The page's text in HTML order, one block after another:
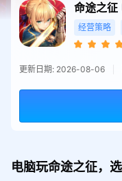
命途之征
经营策略
更新日期: 2026-08-06
电脑玩命途之征，